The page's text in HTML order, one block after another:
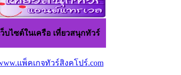
ว็บไซต์ในเครือ เที่ยวสนุกทัวร์
แพ็คเกจทัวร์สิงคโปร์.com